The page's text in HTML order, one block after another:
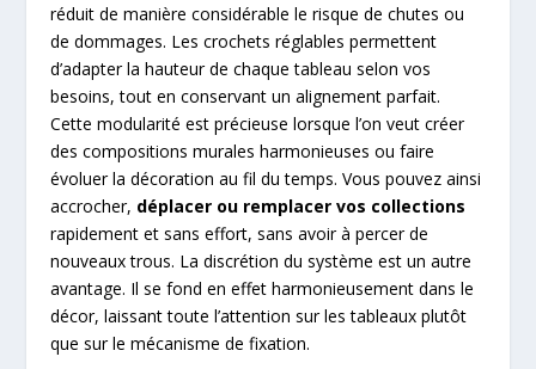
réduit de manière considérable le risque de chutes ou
de dommages. Les crochets réglables permettent
d’adapter la hauteur de chaque tableau selon vos
besoins, tout en conservant un alignement parfait.
Cette modularité est précieuse lorsque l’on veut créer
des compositions murales harmonieuses ou faire
évoluer la décoration au fil du temps. Vous pouvez ainsi
accrocher, déplacer ou remplacer vos collections
rapidement et sans effort, sans avoir à percer de
nouveaux trous. La discrétion du système est un autre
avantage. Il se fond en effet harmonieusement dans le
décor, laissant toute l’attention sur les tableaux plutôt
que sur le mécanisme de fixation.